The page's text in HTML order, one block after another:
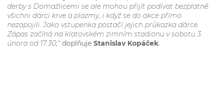
derby s Domažlicemi se ale mohou přijít podívat bezplatně
všichni dárci krve a plazmy, i když se do akce přímo
nezapojili. Jako vstupenka postačí jejich průkazka dárce.
Zápas začíná na klatovském zimním stadionu v sobotu 3.
února od 17:30,“doplňuje Stanislav Kopáček.